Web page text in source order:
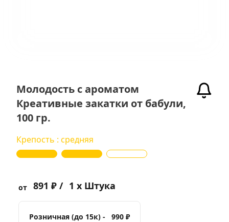
Молодость с ароматом
Креативные закатки от бабули,
100 гр.
Крепость : средняя
от 891 ₽ / 1 x Штука
Розничная (до 15к) -
990 ₽